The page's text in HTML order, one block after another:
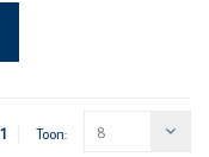
Toon: 8